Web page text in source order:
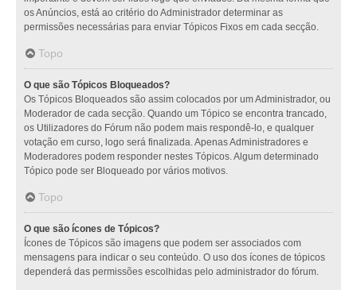
os Anúncios, está ao critério do Administrador determinar as
permissões necessárias para enviar Tópicos Fixos em cada secção.
Topo
O que são Tópicos Bloqueados?
Os Tópicos Bloqueados são assim colocados por um Administrador, ou
Moderador de cada secção. Quando um Tópico se encontra trancado,
os Utilizadores do Fórum não podem mais respondê-lo, e qualquer
votação em curso, logo será finalizada. Apenas Administradores e
Moderadores podem responder nestes Tópicos. Algum determinado
Tópico pode ser Bloqueado por vários motivos.
Topo
O que são ícones de Tópicos?
Ícones de Tópicos são imagens que podem ser associados com
mensagens para indicar o seu conteúdo. O uso dos ícones de tópicos
dependerá das permissões escolhidas pelo administrador do fórum.